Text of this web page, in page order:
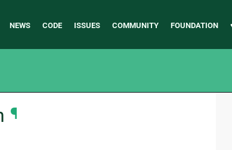
NEWS CODE ISSUES COMMUNITY FOUNDATION
¶